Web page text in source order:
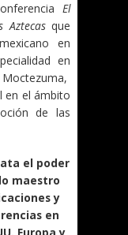
El
Aztecasque
en
en
en el ámbito
de las
el poder
maestro
y
en